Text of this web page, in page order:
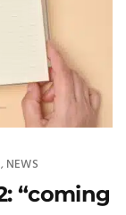
, NEWS
“coming